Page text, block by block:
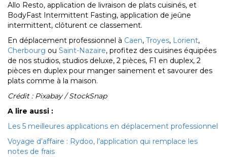
Allo Resto, application de livraison de plats cuisinés, et
BodyFast Intermittent Fasting, application de jeûne
intermittent, clôturent ce classement.
En déplacement professionnel à Caen, Troyes, Lorient,
Cherbourg ou Saint-Nazaire, profitez des cuisines équipées
de nos studios, studios deluxe, 2 pièces, F1 en duplex, 2
pièces en duplex pour manger sainement et savourer des
plats comme à la maison.
Crédit : Pixabay / StockSnap
A lire aussi :
Les 5 meilleures applications en déplacement professionnel
Voyage d’affaire : Rydoo, l’application qui remplace les
notes de frais